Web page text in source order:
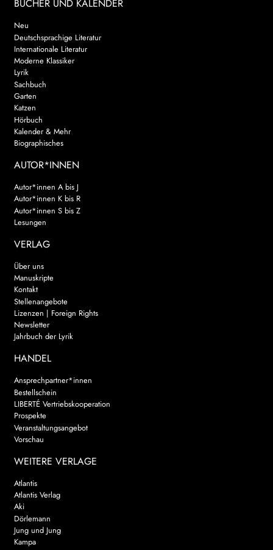
BÜCHER UND KALENDER
Neu
Deutschsprachige Literatur
Internationale Literatur
Moderne Klassiker
Lyrik
Sachbuch
Garten
Katzen
Hörbuch
Kalender & Mehr
Biographisches
AUTOR*INNEN
Autor*innen A bis J
Autor*innen K bis R
Autor*innen S bis Z
Lesungen
VERLAG
Über uns
Manuskripte
Kontakt
Stellenangebote
Lizenzen | Foreign Rights
Newsletter
Jahrbuch der Lyrik
HANDEL
Ansprechpartner*innen
Bestellschein
LIBERTÉ Vertriebskooperation
Prospekte
Veranstaltungsangebot
Vorschau
WEITERE VERLAGE
Atlantis
Atlantis Verlag
Aki
Dörlemann
Jung und Jung
Kampa